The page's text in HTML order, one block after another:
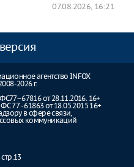
07.08.2026, 16:21
агентство INFOX
2026 г.
от 28.11.2016. 16+
77 - 61863 от 18.05.2015 16+
в сфере связи,
коммуникаций